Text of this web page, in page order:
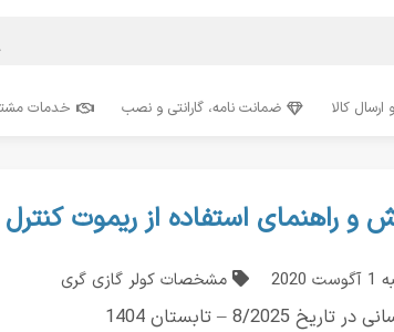
کالا ضمانت نامه، گارانتی و نصب خدمات
و راهنمای استفاده از ریموت
مشخصات کولر گازی گری
تاریخ 8/2025 – تابستان 1404